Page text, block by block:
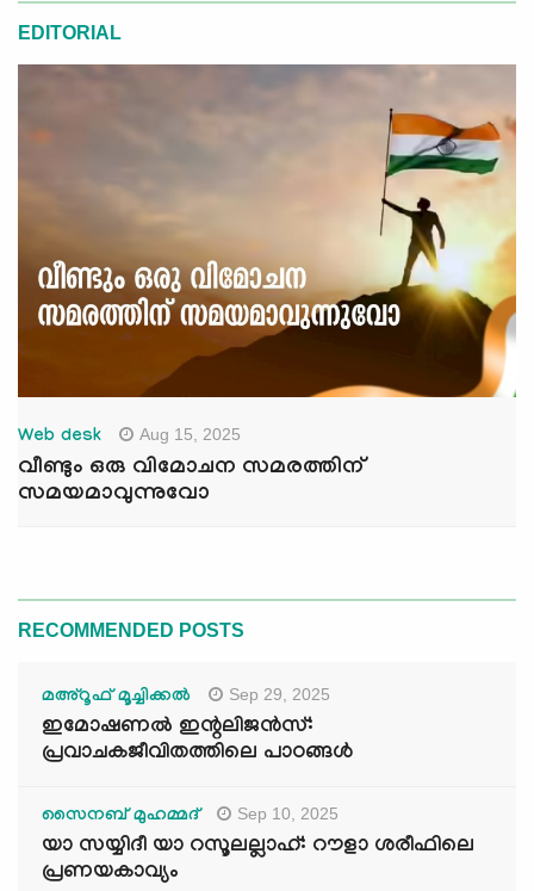
EDITORIAL
Web desk Aug 15, 2025
വീണ്ടും ഒരു വിമോചന സമരത്തിന്
സമയമാവുന്നുവോ
RECOMMENDED POSTS
മഅ്റൂഫ് മൂച്ചിക്കല്‍ Sep 29, 2025
ഇമോഷണൽ ഇന്റലിജൻസ്:
പ്രവാചകജീവിതത്തിലെ പാഠങ്ങൾ
സൈനബ് മുഹമ്മദ് Sep 10, 2025
യാ സയ്യിദീ യാ റസൂലല്ലാഹ്: റൗളാ ശരീഫിലെ
പ്രണയകാവ്യം